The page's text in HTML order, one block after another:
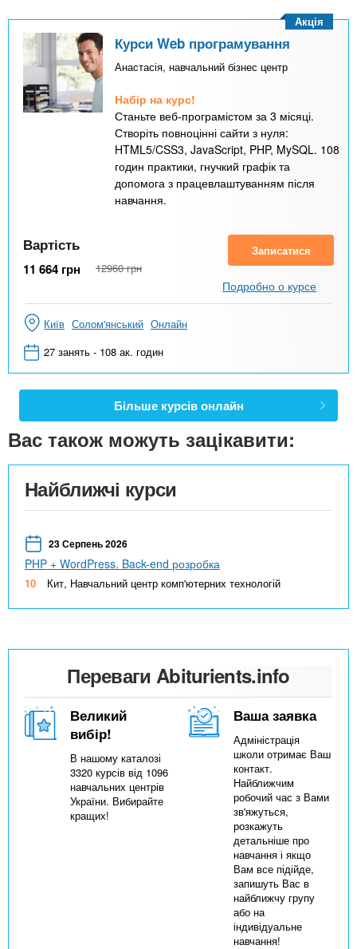
Курси Web програмування
Анастасія, навчальний бізнес центр
Набір на курс!
Станьте веб-програмістом за 3 місяці.
Створіть повноцінні сайти з нуля:
HTML5/CSS3, JavaScript, PHP, MySQL. 108
годин практики, гнучкий графік та
допомога з працевлаштуванням після
навчання.
Акція
Вартість
11 664 грн 12960 грн
Записатися
Подробно о курсе
Київ Солом'янський Онлайн
27 занять - 108 ак. годин
Більше курсів онлайн
Вас також можуть зацікавити:
Найближчі курси
23 Серпень 2026
PHP + WordPress. Back-end розробка
10 Кит, Навчальний центр комп'ютерних технологій
Переваги Abiturients.info
Великий
вибір!
В нашому каталозі
3320 курсів від 1096
навчальних центрів
України. Вибирайте
кращих!
Ваша заявка
Адміністрація
школи отримає Ваш
контакт.
Найближчим
робочий час з Вами
зв'яжуться,
розкажуть
детальніше про
навчання і якщо
Вам все підійде,
запишуть Вас в
найближчу групу
або на
індивідуальне
навчання!